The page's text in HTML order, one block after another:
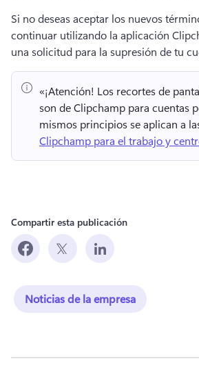
Si no deseas aceptar los nuevos
continuar utilizando la aplicación
una solicitud para la supresión de tu
«¡Atención! Los recortes de
son de Clipchamp para cuentas
mismos principios se aplican a
Clipchamp para el trabajo y
Compartir esta publicación
Noticias de la empresa